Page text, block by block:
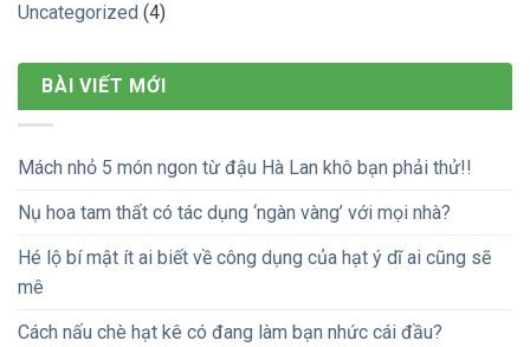
Uncategorized (4)
BÀI VIẾT MỚI
Mách nhỏ 5 món ngon từ đậu Hà Lan khô bạn phải thử!!
Nụ hoa tam thất có tác dụng ‘ngàn vàng’ với mọi nhà?
Hé lộ bí mật ít ai biết về công dụng của hạt ý dĩ ai cũng sẽ
mê
Cách nấu chè hạt kê có đang làm bạn nhức cái đầu?